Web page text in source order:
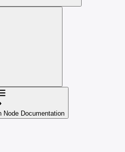
Node Documentation